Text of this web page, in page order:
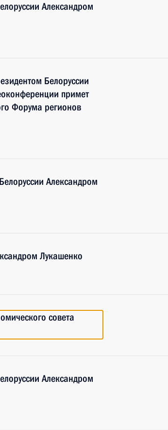
Александром
Белоруссии
примет
Форума регионов
Александром
Лукашенко
совета
Александром